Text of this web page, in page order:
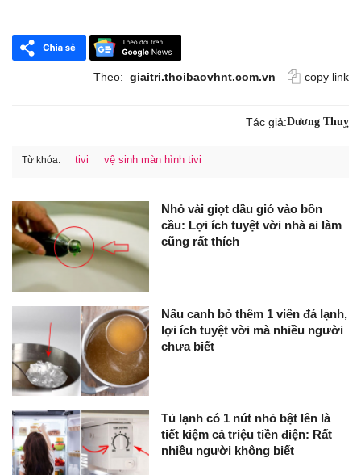
Theo: giaitri.thoibaovhnt.com.vn copy link
Tác giả:Dương Thuỵ
Từ khóa: tivi vệ sinh màn hình tivi
Nhỏ vài giọt dầu gió vào bồn
cầu: Lợi ích tuyệt vời nhà ai làm
cũng rất thích
Nấu canh bỏ thêm 1 viên đá lạnh,
lợi ích tuyệt vời mà nhiều người
chưa biết
Tủ lạnh có 1 nút nhỏ bật lên là
tiết kiệm cả triệu tiền điện: Rất
nhiều người không biết